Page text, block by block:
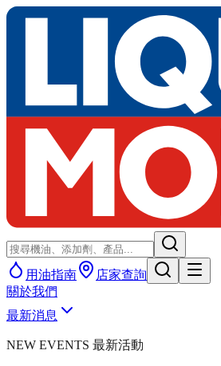
用油指南
店家查詢
關於我們
最新消息
NEW EVENTS 最新活動